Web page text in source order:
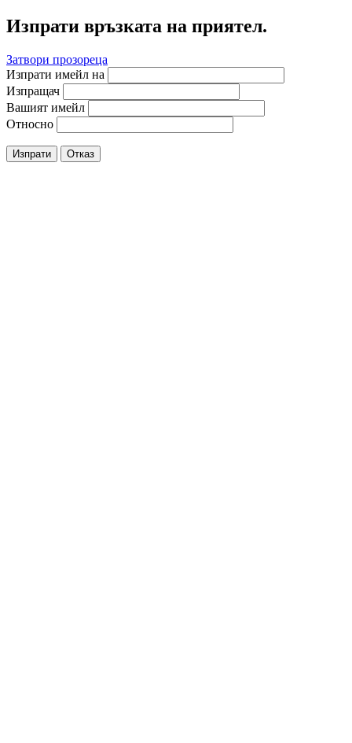
Изпрати връзката на приятел.
Затвори прозореца
Изпрати имейл на
Изпращач
Вашият имейл
Относно
Изпрати Отказ